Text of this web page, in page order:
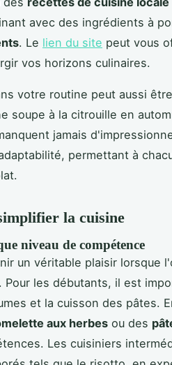
avec des ingrédients à
. Le lien du site peut vous
vos horizons culinaires.
votre routine peut aussi
soupe à la citrouille en
jamais
permettant à
la cuisine
niveau de compétence
un véritable plaisir lorsque
les débutants, il est
et la cuisson des pâtes.
aux herbes ou des
Les cuisiniers